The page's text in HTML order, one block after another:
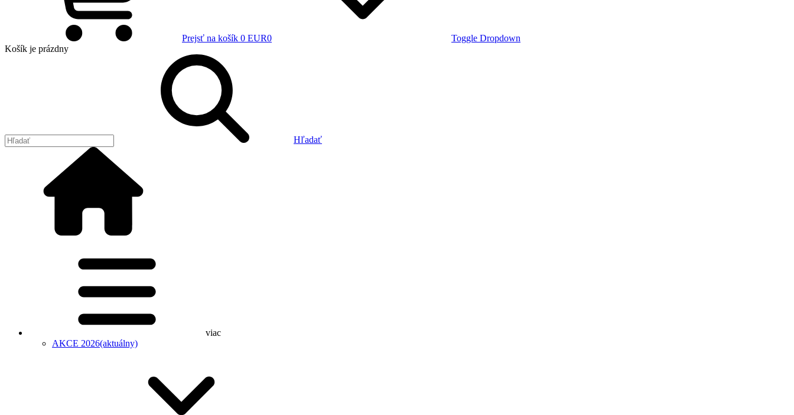
Prejsť na košík 0 EUR0
Toggle Dropdown
Košík je prázdny
Hľadať
viac
AKCE 2026(aktuálny)